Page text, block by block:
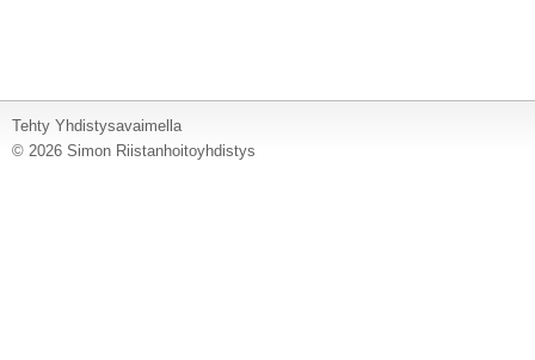
Tehty Yhdistysavaimella
© 2026 Simon Riistanhoitoyhdistys